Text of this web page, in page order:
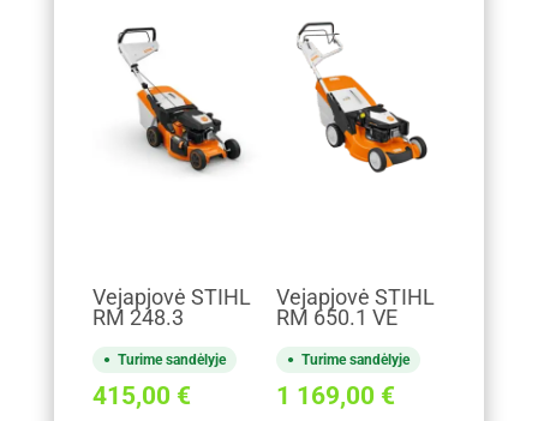
Vejapjovė STIHL
RM 248.3
Turime sandėlyje
415,00 €
Vejapjovė STIHL
RM 650.1 VE
Turime sandėlyje
1 169,00 €